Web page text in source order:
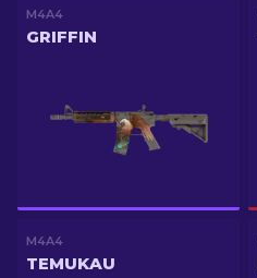
M4A4
GRIFFIN
M4A4
TEMUKAU